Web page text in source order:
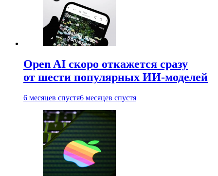
Open AI скоро откажется сразу
от шести популярных ИИ-моделей
6 месяцев спустя6 месяцев спустя